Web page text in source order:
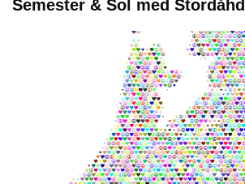
Semester & Sol med Stordåhd